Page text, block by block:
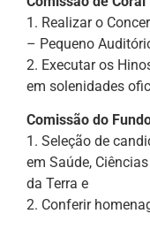
1. Realizar o
– Pequeno
2. Executar os
em solenidades
Comissão do
1. Seleção de
em Saúde,
da Terra e
2. Conferir